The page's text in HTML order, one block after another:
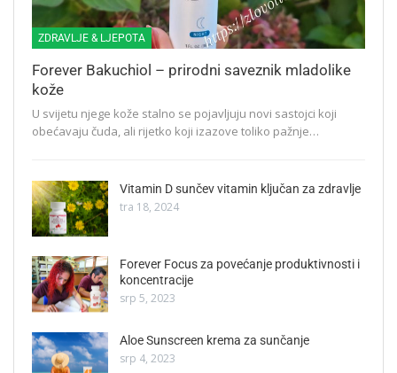
ZDRAVLJE & LJEPOTA
Forever Bakuchiol – prirodni saveznik mladolike
kože
U svijetu njege kože stalno se pojavljuju novi sastojci koji
obećavaju čuda, ali rijetko koji izazove toliko pažnje…
Vitamin D sunčev vitamin ključan za zdravlje
tra 18, 2024
Forever Focus za povećanje produktivnosti i
koncentracije
srp 5, 2023
Aloe Sunscreen krema za sunčanje
srp 4, 2023